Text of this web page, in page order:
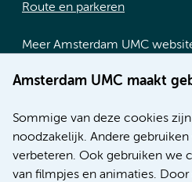
Amsterdam UMC maakt
Sommige van deze cookies
noodzakelijk. Andere
verbeteren. Ook gebruiken we
van filmpjes en animaties.
Route en parkeren
Meer Amsterdam UMC
Werken bij Amsterdam UMC
Nieuws
Research
Educatie locatie AMC
Educatie locatie VUmc